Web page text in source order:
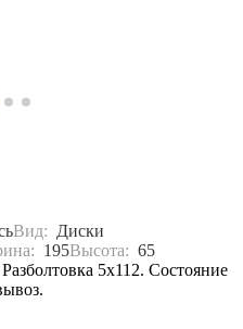
Вид: Диски
195Высота: 65
5х112. Состояние